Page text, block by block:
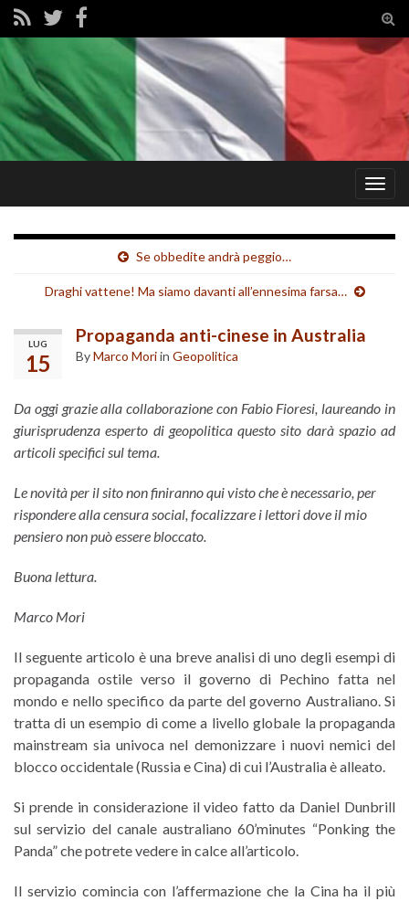
Se obbedite andrà peggio…
Draghi vattene! Ma siamo davanti all’ennesima farsa…
LUG
15
Propaganda anti-cinese in Australia
ByMarco Moriin Geopolitica
Da oggi grazie alla collaborazione con Fabio Fioresi, laureando in
giurisprudenza esperto di geopolitica questo sito darà spazio ad
articoli specifici sul tema.
Le novità per il sito non finiranno qui visto che è necessario, per
rispondere alla censura social, focalizzare i lettori dove il mio
pensiero non può esserebloccato.
Buona lettura.
Marco Mori
Il seguente articolo è una breve analisi di uno degli esempi di
propaganda ostile verso il governo di Pechino fatta nel
mondo e nello specifico da parte del governo Australiano. Si
tratta di un esempio di come a livello globale la propaganda
mainstream sia univoca nel demonizzare i nuovi nemici del
blocco occidentale (Russia e Cina) di cui l’Australia è alleato.
Si prende in considerazione il video fatto da Daniel Dunbrill
sul servizio del canale australiano 60’minutes “Ponking the
Panda” che potrete vedere in calce all’articolo.
Il servizio comincia con l’affermazione che la Cina ha il più